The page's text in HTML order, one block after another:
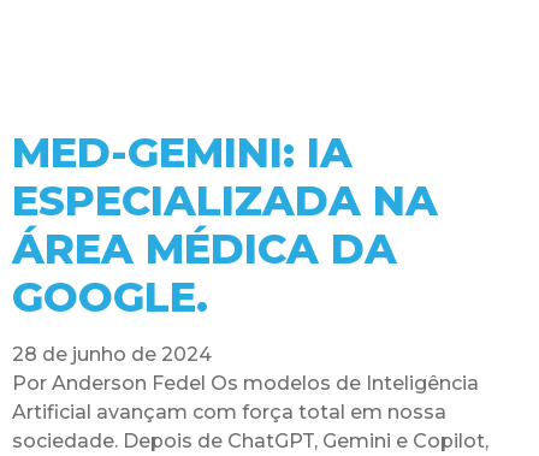
MED-GEMINI: IA
ESPECIALIZADA NA
ÁREA MÉDICA DA
GOOGLE.
28 de junho de 2024
Por Anderson Fedel Os modelos de Inteligência
Artificial avançam com força total em nossa
sociedade. Depois de ChatGPT, Gemini e Copilot,